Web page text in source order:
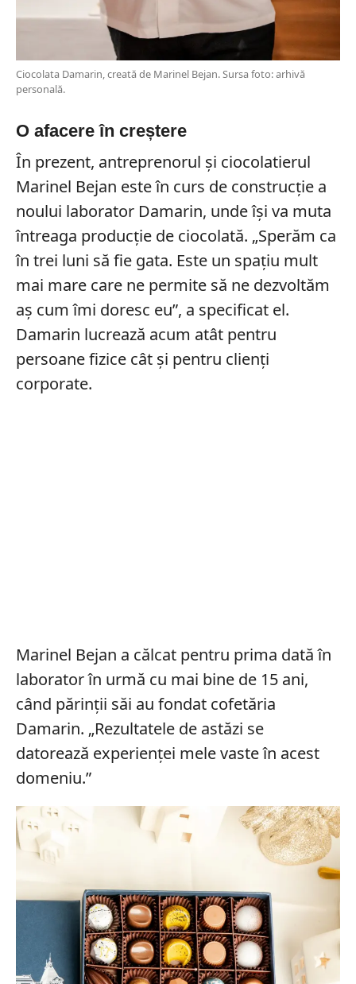
Ciocolata Damarin, creată de Marinel Bejan. Sursa foto: arhivă
personală.
O afacere în creștere
În prezent, antreprenorul și ciocolatierul
Marinel Bejan este în curs de construcție a
noului laborator Damarin, unde își va muta
întreaga producție de ciocolată. „Sperăm ca
în trei luni să fie gata. Este un spațiu mult
mai mare care ne permite să ne dezvoltăm
aș cum îmi doresc eu”, a specificat el.
Damarin lucrează acum atât pentru
persoane fizice cât și pentru clienți
corporate.
Marinel Bejan a călcat pentru prima dată în
laborator în urmă cu mai bine de 15 ani,
când părinții săi au fondat cofetăria
Damarin. „Rezultatele de astăzi se
datorează experienței mele vaste în acest
domeniu.”